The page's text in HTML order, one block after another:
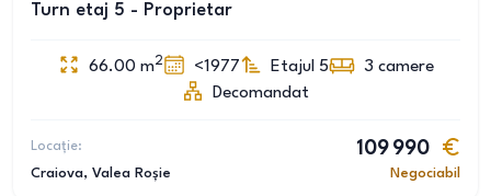
Turn etaj 5 - Proprietar
66.00 m2 <1977 Etajul 5 3 camere
Decomandat
Locație:
Craiova, Valea Roșie
109 990
Negociabil